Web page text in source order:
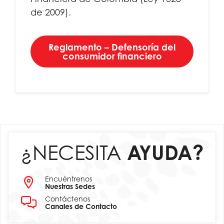
de 2009).
Reglamento – Defensoría del
consumidor financiero
¿NECESITA AYUDA?
Encuéntrenos
Nuestras Sedes
Contáctenos
Canales de Contacto